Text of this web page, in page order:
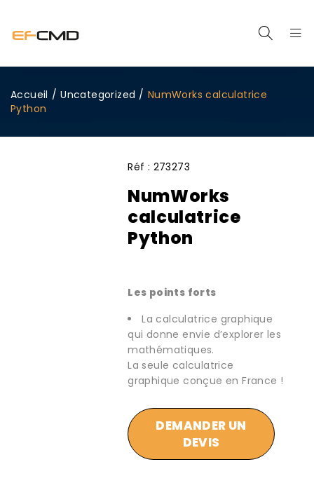
Accueil / Uncategorized / NumWorks calculatrice
Python
Réf : 273273
NumWorks
calculatrice
Python
Les points forts
La calculatrice graphique
qui donne envie d’explorer les
mathématiques.
La seule calculatrice
graphique conçue en France !
DEMANDER UN
DEVIS